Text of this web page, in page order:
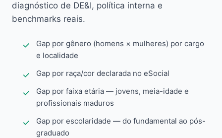
diagnóstico de DE&I, política interna e
benchmarks reais.
Gap por gênero (homens × mulheres) por cargo
e localidade
Gap por raça/cor declarada no eSocial
Gap por faixa etária — jovens, meia-idade e
profissionais maduros
Gap por escolaridade — do fundamental ao pós-
graduado